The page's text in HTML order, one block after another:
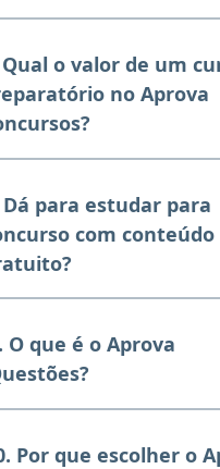
Qual o valor de um
no Aprova
Dá para estudar para
com conteúdo
O que é o Aprova
Por que escolher o